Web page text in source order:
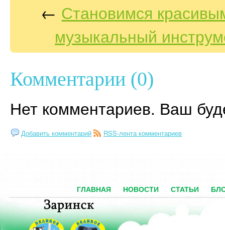
← Становимся
музыкальный
Комментарии (0)
Нет комментариев. Ваш
Добавить комментарий RSS-лента комментариев
ГЛАВНАЯ НОВОСТИ СТАТЬИ